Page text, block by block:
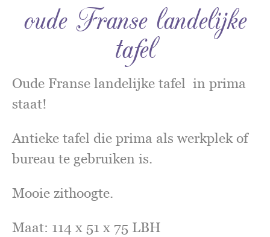
oude Franse landelijke
tafel
Oude Franse landelijke tafel in prima
staat!
Antieke tafel die prima als werkplek of
bureau te gebruiken is.
Mooie zithoogte.
Maat: 114 x 51 x 75 LBH